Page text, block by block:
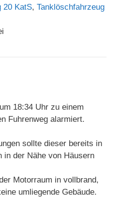
20 KatS, Tanklöschfahrzeug
18:34 Uhr zu einem
Fuhrenweg alarmiert.
sollte dieser bereits in
in der Nähe von Häusern
Motorraum in vollbrand,
umliegende Gebäude.